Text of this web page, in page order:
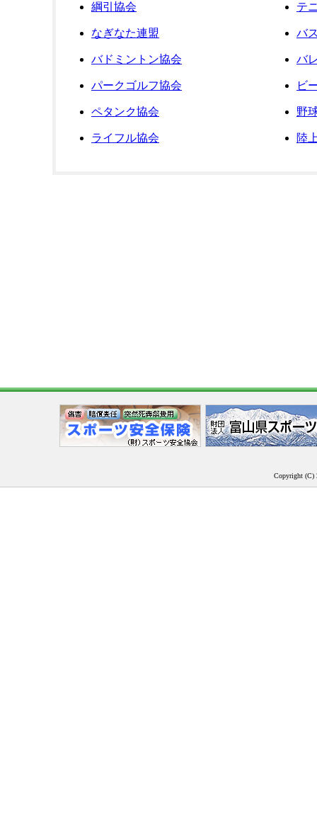
綱引協会
なぎなた連盟
バドミントン協会
パークゴルフ協会
ペタンク協会
ライフル協会
テ
バ
バ
ビ
野
陸
Copyright (C)